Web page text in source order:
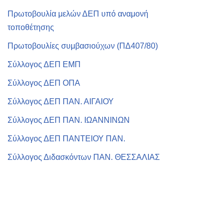
Πρωτοβουλία μελών ΔΕΠ υπό αναμονή
τοποθέτησης
Πρωτοβουλίες συμβασιούχων (ΠΔ407/80)
Σύλλογος ΔΕΠ ΕΜΠ
Σύλλογος ΔΕΠ ΟΠΑ
Σύλλογος ΔΕΠ ΠΑΝ. ΑΙΓΑΙΟΥ
Σύλλογος ΔΕΠ ΠΑΝ. ΙΩΑΝΝΙΝΩΝ
Σύλλογος ΔΕΠ ΠΑΝΤΕΙΟΥ ΠΑΝ.
Σύλλογος Διδασκόντων ΠΑΝ. ΘΕΣΣΑΛΙΑΣ